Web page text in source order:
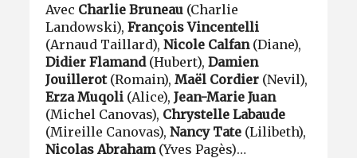
Avec Charlie Bruneau (Charlie
Landowski),François Vincentelli
(Arnaud Taillard),Nicole Calfan(Diane),
Didier Flamand(Hubert),Damien
Jouillerot(Romain),Maël Cordier (Nevil),
Erza Muqoli (Alice),Jean-Marie Juan
(Michel Canovas), Chrystelle Labaude
(Mireille Canovas),Nancy Tate (Lilibeth),
Nicolas Abraham(Yves Pagès)…